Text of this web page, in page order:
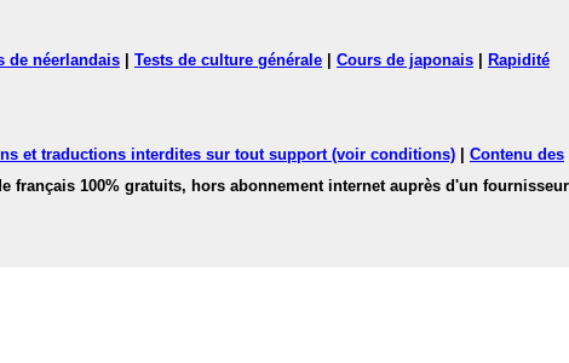
de néerlandais Tests de culture générale Cours de japonais
Rapidité
et traductions interdites sur tout support (voir conditions)
Contenu des
français 100% gratuits, hors abonnement internet auprès d'un fournisseur